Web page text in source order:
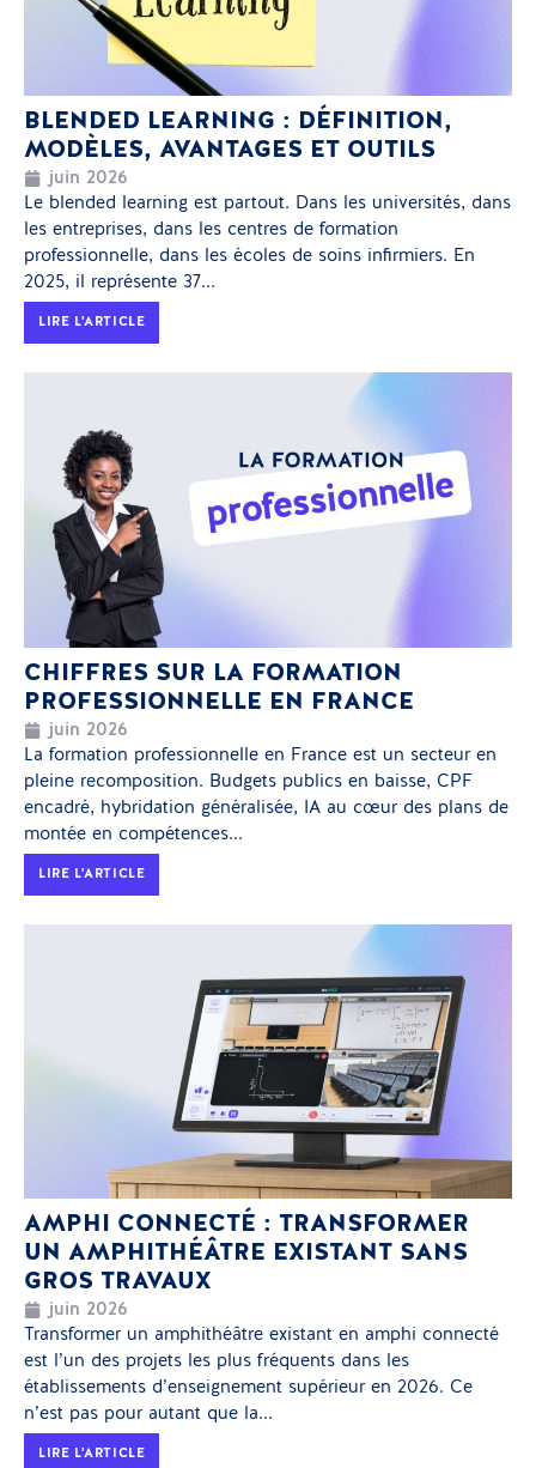
BLENDED LEARNING : DÉFINITION,
MODÈLES, AVANTAGES ET OUTILS
juin 2026
Le blended learning est partout. Dans les universités, dans
les entreprises, dans les centres de formation
professionnelle, dans les écoles de soins infirmiers. En
2025, il représente 37...
LIRE L'ARTICLE
CHIFFRES SUR LA FORMATION
PROFESSIONNELLE EN FRANCE
juin 2026
La formation professionnelle en France est un secteur en
pleine recomposition. Budgets publics en baisse, CPF
encadré, hybridation généralisée, IA au cœur des plans de
montée en compétences...
LIRE L'ARTICLE
AMPHI CONNECTÉ : TRANSFORMER
UN AMPHITHÉÂTRE EXISTANT SANS
GROS TRAVAUX
juin 2026
Transformer un amphithéâtre existant en amphi connecté
est l’un des projets les plus fréquents dans les
établissements d’enseignement supérieur en 2026. Ce
n’est pas pour autant que la...
LIRE L'ARTICLE